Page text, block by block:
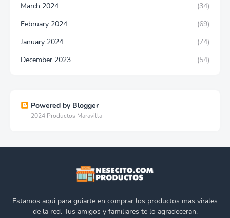
March 2024
(34)
February 2024
(69)
January 2024
(74)
December 2023
(54)
Powered by Blogger
2024 Productos Maravilla
Estamos aqui para guiarte en comprar los productos mas virales
de la red. Tus amigos y familiares te lo agradeceran.